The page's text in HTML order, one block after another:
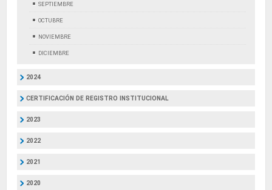
SEPTIEMBRE
OCTUBRE
NOVIEMBRE
DICIEMBRE
2024
CERTIFICACIÓN DE REGISTRO INSTITUCIONAL
2023
2022
2021
2020